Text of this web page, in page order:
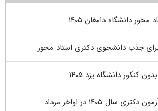
دانشگاه دامغان ۱۴۰۵
برای جذب دانشجوی دکتری استاد محور
کنکور دانشگاه یزد ۱۴۰۵
سال ۱۴۰۵ در اواخر مرداد